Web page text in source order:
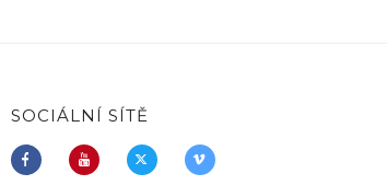
SOCIÁLNÍ SÍTĚ